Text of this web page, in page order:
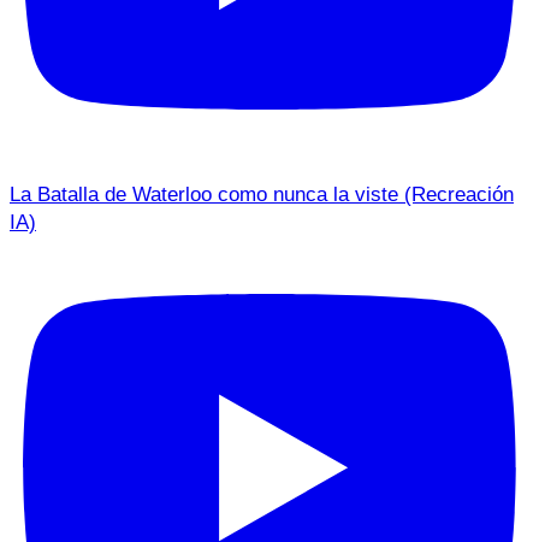
La Batalla de Waterloo como nunca la viste (Recreación
IA)